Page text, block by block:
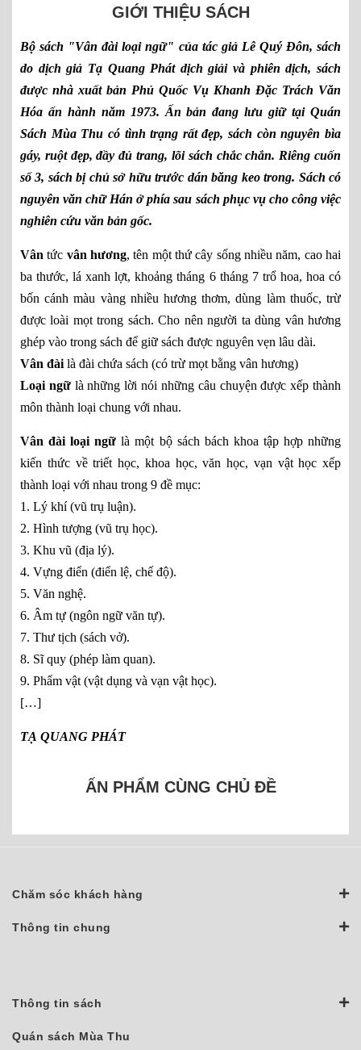
GIỚI THIỆU SÁCH
Bộ sách "Vân đài loại ngữ" của tác giả Lê Quý Đôn, sách
do dịch giả Tạ Quang Phát dịch giải và phiên dịch, sách
được nhà xuất bản Phủ Quốc Vụ Khanh Đặc Trách Văn
Hóa ấn hành năm 1973. Ấn bản đang lưu giữ tại Quán
Sách Mùa Thu có tình trạng rất đẹp, sách còn nguyên bìa
gáy, ruột đẹp, đầy đủ trang, lõi sách chắc chắn. Riêng cuốn
số 3, sách bị chủ sở hữu trước dán băng keo trong. Sách có
nguyên văn chữ Hán ở phía sau sách phục vụ cho công việc
nghiên cứu văn bản gốc.
Vân tức vân hương, tên một thứ cây sống nhiều năm, cao hai
ba thước, lá xanh lợt, khoảng tháng 6 tháng 7 trổ hoa, hoa có
bốn cánh màu vàng nhiều hương thơm, dùng làm thuốc, trừ
được loài mọt trong sách. Cho nên người ta dùng vân hương
ghép vào trong sách để giữ sách được nguyên vẹn lâu dài.
Vân đài là đài chứa sách (có trừ mọt bằng vân hương)
Loại ngữlà những lời nói những câu chuyện được xếp thành
môn thành loại chung với nhau.
Vân đài loại ngữ là một bộ sách bách khoa tập hợp những
kiến thức về triết học, khoa học, văn học, vạn vật học xếp
thành loại với nhau trong 9 đề mục:
1. Lý khí (vũ trụ luận).
2. Hình tượng (vũ trụ học).
3. Khu vũ (địa lý).
4. Vựng điển (điển lệ, chế độ).
5. Văn nghệ.
6. Âm tự (ngôn ngữ văn tự).
7. Thư tịch (sách vở).
8. Sĩ quy (phép làm quan).
9. Phẩm vật (vật dụng và vạn vật học).
[…]
TẠ QUANG PHÁT
ẤN PHẨM CÙNG CHỦ ĐỀ
Chăm sóc khách hàng
Thông tin chung
Thông tin sách
Quán sách Mùa Thu